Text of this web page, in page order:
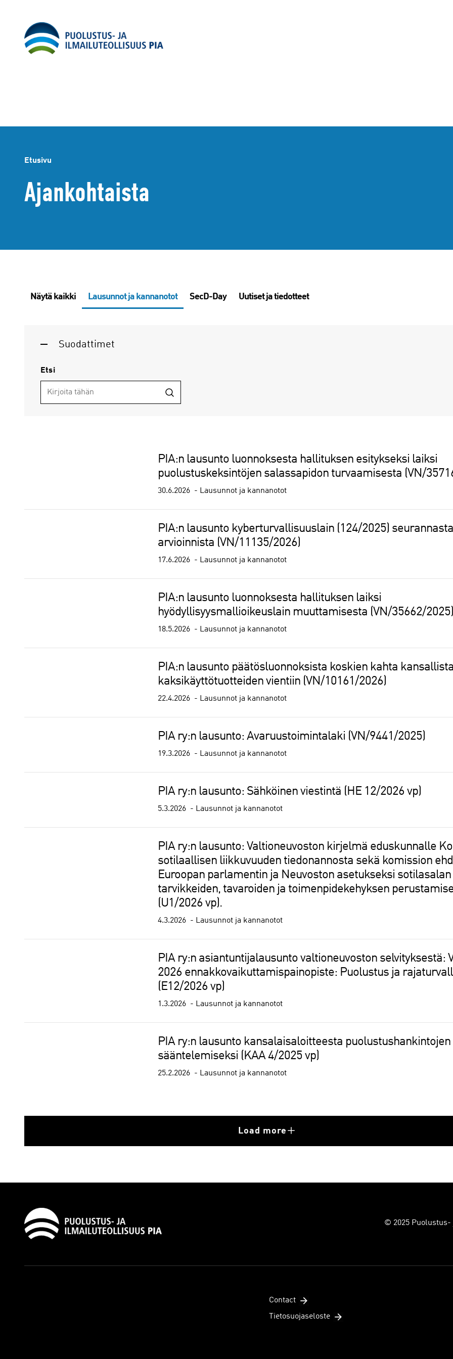
Etusivu
Ajankohtaista
Näytä kaikki Lausunnot ja kannanotot SecD-Day Uutiset ja tiedotteet
Suodattimet
Etsi
PIA:n lausunto luonnoksesta hallituksen esitykseksi laiksi
puolustuskeksintöjen salassapidon turvaamisesta (VN/
30.6.2026 Lausunnot ja kannanotot
PIA:n lausunto kyberturvallisuuslain (124/2025)
arvioinnista (VN/11135/2026)
17.6.2026 Lausunnot ja kannanotot
PIA:n lausunto luonnoksesta hallituksen laiksi
hyödyllisyysmallioikeuslain muuttamisesta (VN/35662/2025)
18.5.2026 Lausunnot ja kannanotot
PIA:n lausunto päätösluonnoksista koskien kahta
kaksikäyttötuotteiden vientiin (VN/10161/2026)
22.4.2026 Lausunnot ja kannanotot
PIA ry:n lausunto: Avaruustoimintalaki (VN/9441/2025)
19.3.2026 Lausunnot ja kannanotot
PIA ry:n lausunto: Sähköinen viestintä (HE 12/2026 vp)
5.3.2026 Lausunnot ja kannanotot
PIA ry:n lausunto: Valtioneuvoston kirjelmä eduskunnalle
sotilaallisen liikkuvuuden tiedonannosta sekä komission
Euroopan parlamentin ja Neuvoston asetukseksi sotilasalan
tarvikkeiden, tavaroiden ja toimenpidekehyksen
(U1/2026 vp).
4.3.2026 Lausunnot ja kannanotot
PIA ry:n asiantuntijalausunto valtioneuvoston selvityksestä:
2026 ennakkovaikuttamispainopiste: Puolustus ja
(E12/2026 vp)
1.3.2026 Lausunnot ja kannanotot
PIA ry:n lausunto kansalaisaloitteesta puolustushankintojen
sääntelemiseksi (KAA 4/2025 vp)
25.2.2026 Lausunnot ja kannanotot
Load more
© 2025 Puolustus-
Contact
Tietosuojaseloste